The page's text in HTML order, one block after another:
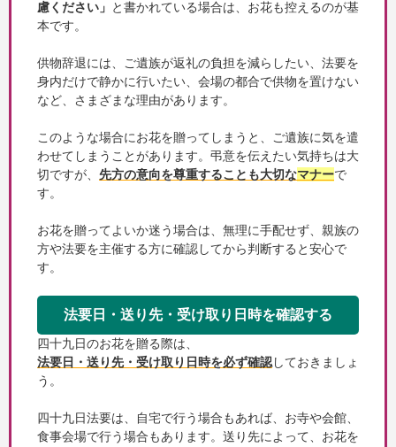
慮ください」 と書かれている場合は、お花も控えるのが基
本です。
供物辞退には、ご遺族が返礼の負担を減らしたい、法要を
身内だけで静かに行いたい、会場の都合で供物を置けない
など、さまざまな理由があります。
このような場合にお花を贈ってしまうと、ご遺族に気を遣
わせてしまうことがあります。弔意を伝えたい気持ちは大
切ですが、 先方の意向を尊重することも大切なマナーで
す。
お花を贈ってよいか迷う場合は、無理に手配せず、親族の
方や法要を主催する方に確認してから判断すると安心で
す。
法要日・送り先・受け取り日時を確認する
四十九日のお花を贈る際は、
法要日・送り先・受け取り日時を必ず確認しておきましょ
う。
四十九日法要は、自宅で行う場合もあれば、お寺や会館、
食事会場で行う場合もあります。送り先によって、お花を